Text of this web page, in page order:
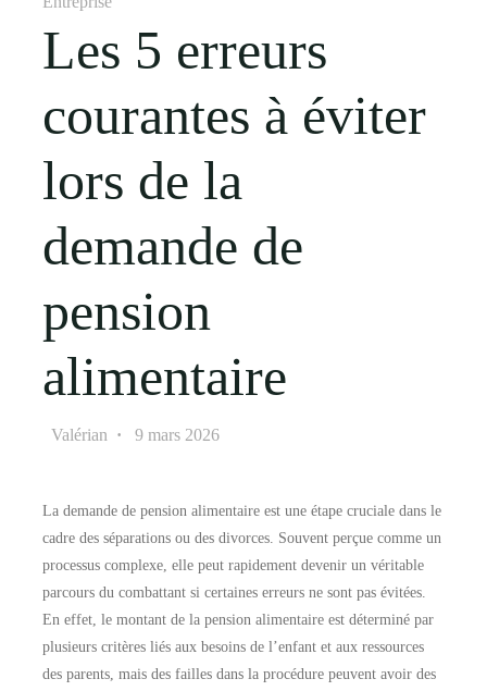
Les 5 erreurs
courantes à éviter
lors de la
demande de
pension
alimentaire
Valérian 9 mars 2026
La demande de pension alimentaire est une étape cruciale dans le
cadre des séparations ou des divorces. Souvent perçue comme un
processus complexe, elle peut rapidement devenir un véritable
parcours du combattant si certaines erreurs ne sont pas évitées.
En effet, le montant de la pension alimentaire est déterminé par
plusieurs critères liés aux besoins de l’enfant et aux ressources
des parents, mais des failles dans la procédure peuvent avoir des